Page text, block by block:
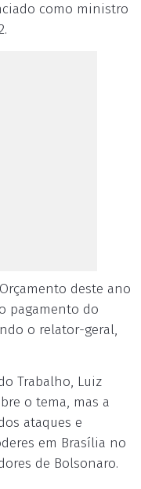
como ministro
deste ano
pagamento do
o relator-geral,
Trabalho, Luiz
o tema, mas a
ataques e
em Brasília no
de Bolsonaro.